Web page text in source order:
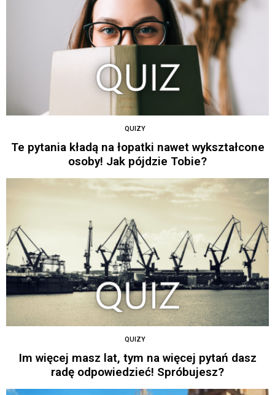
QUIZY
Te pytania kładą na łopatki nawet wykształcone
osoby! Jak pójdzie Tobie?
QUIZY
Im więcej masz lat, tym na więcej pytań dasz
radę odpowiedzieć! Spróbujesz?